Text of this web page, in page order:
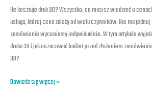
Ile kosztuje druk 3D? Wszystko, co musisz wiedzieć o
usługa, której cena zależy od wielu czynników. Nie ma
zamówienie wyceniamy indywidualnie. W tym artykule
druku 3D i jak oszacować budżet przed złożeniem
3D?
Cennik
i
czynniki
wpływające
na
Dowiedz się więcej »